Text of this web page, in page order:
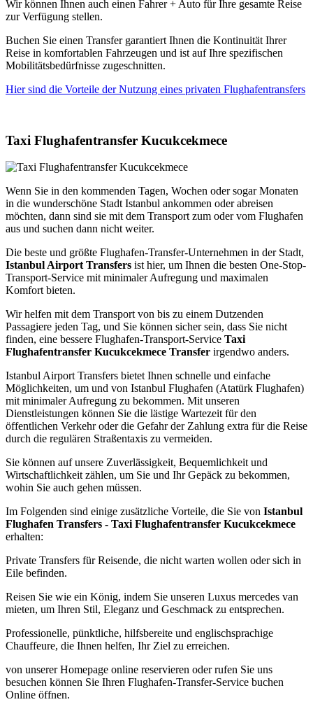
Wir können Ihnen auch einen Fahrer + Auto für Ihre gesamte Reise
zur Verfügung stellen.
Buchen Sie einen Transfer garantiert Ihnen die Kontinuität Ihrer
Reise in komfortablen Fahrzeugen und ist auf Ihre spezifischen
Mobilitätsbedürfnisse zugeschnitten.
Hier sind die Vorteile der Nutzung eines privaten Flughafentransfers
Taxi Flughafentransfer Kucukcekmece
Wenn Sie in den kommenden Tagen, Wochen oder sogar Monaten
in die wunderschöne Stadt Istanbul ankommen oder abreisen
möchten, dann sind sie mit dem Transport zum oder vom Flughafen
aus und suchen dann nicht weiter.
Die beste und größte Flughafen-Transfer-Unternehmen in der Stadt,
Istanbul Airport Transfers ist hier, um Ihnen die besten One-Stop-
Transport-Service mit minimaler Aufregung und maximalen
Komfort bieten.
Wir helfen mit dem Transport von bis zu einem Dutzenden
Passagiere jeden Tag, und Sie können sicher sein, dass Sie nicht
finden, eine bessere Flughafen-Transport-Service Taxi
Flughafentransfer Kucukcekmece Transfer irgendwo anders.
Istanbul Airport Transfers bietet Ihnen schnelle und einfache
Möglichkeiten, um und von Istanbul Flughafen (Atatürk Flughafen)
mit minimaler Aufregung zu bekommen. Mit unseren
Dienstleistungen können Sie die lästige Wartezeit für den
öffentlichen Verkehr oder die Gefahr der Zahlung extra für die Reise
durch die regulären Straßentaxis zu vermeiden.
Sie können auf unsere Zuverlässigkeit, Bequemlichkeit und
Wirtschaftlichkeit zählen, um Sie und Ihr Gepäck zu bekommen,
wohin Sie auch gehen müssen.
Im Folgenden sind einige zusätzliche Vorteile, die Sie von Istanbul
Flughafen Transfers - Taxi Flughafentransfer Kucukcekmece
erhalten:
Private Transfers für Reisende, die nicht warten wollen oder sich in
Eile befinden.
Reisen Sie wie ein König, indem Sie unseren Luxus mercedes van
mieten, um Ihren Stil, Eleganz und Geschmack zu entsprechen.
Professionelle, pünktliche, hilfsbereite und englischsprachige
Chauffeure, die Ihnen helfen, Ihr Ziel zu erreichen.
von unserer Homepage online reservieren oder rufen Sie uns
besuchen können Sie Ihren Flughafen-Transfer-Service buchen
Online öffnen.